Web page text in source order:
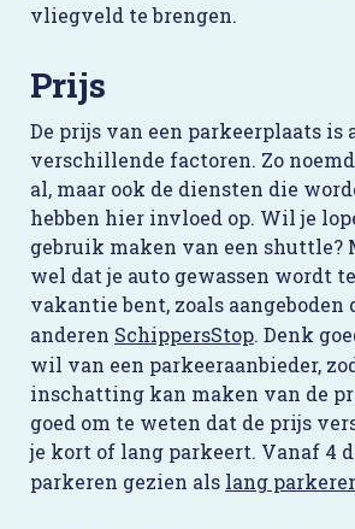
vliegveld te brengen.
Prijs
De prijs van een parkeerplaats
verschillende factoren. Zo
al, maar ook de diensten die
hebben hier invloed op. Wil je
gebruik maken van een shuttle?
wel dat je auto gewassen wordt
vakantie bent, zoals aangeboden
anderen SchippersStop. Denk
wil van een parkeeraanbieder,
inschatting kan maken van de
goed om te weten dat de prijs
je kort of lang parkeert. Vanaf 4
parkeren gezien als lang